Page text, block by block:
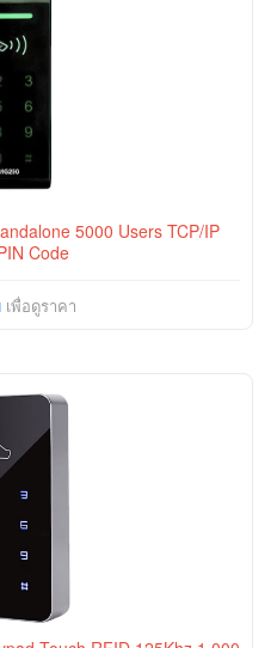
5000 Users TCP/IP
Code
เพื่อดูราคา